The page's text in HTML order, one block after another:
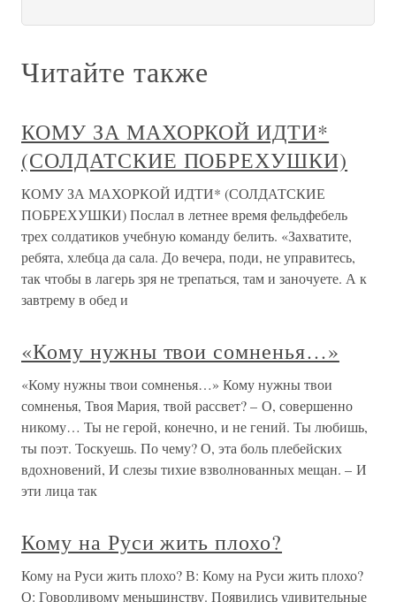
Читайте также
КОМУ ЗА МАХОРКОЙ ИДТИ*
(СОЛДАТСКИЕ ПОБРЕХУШКИ)
КОМУ ЗА МАХОРКОЙ ИДТИ* (СОЛДАТСКИЕ
ПОБРЕХУШКИ) Послал в летнее время фельдфебель
трех солдатиков учебную команду белить. «Захватите,
ребята, хлебца да сала. До вечера, поди, не управитесь,
так чтобы в лагерь зря не трепаться, там и заночуете. А к
завтрему в обед и
«Кому нужны твои сомненья…»
«Кому нужны твои сомненья…» Кому нужны твои
сомненья, Твоя Мария, твой рассвет? – О, совершенно
никому… Ты не герой, конечно, и не гений. Ты любишь,
ты поэт. Тоскуешь. По чему? О, эта боль плебейских
вдохновений, И слезы тихие взволнованных мещан. – И
эти лица так
Кому на Руси жить плохо?
Кому на Руси жить плохо? В: Кому на Руси жить плохо?
О: Говорливому меньшинству. Появились удивительные